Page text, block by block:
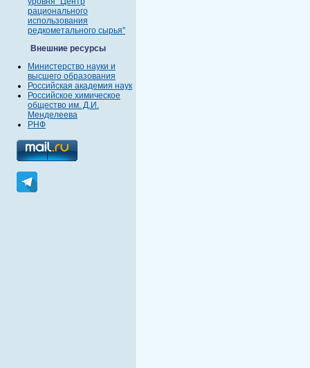
рационального
использования
редкометального сырья"
Внешние ресурсы
Министерство науки и
высшего образования
Российская академия наук
Российское химическое
общество им. Д.И.
Менделеева
РНФ